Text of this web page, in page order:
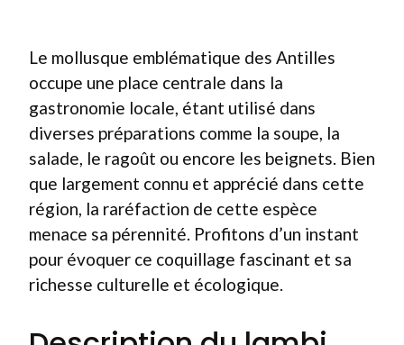
Le mollusque emblématique des Antilles
occupe une place centrale dans la
gastronomie locale, étant utilisé dans
diverses préparations comme la soupe, la
salade, le ragoût ou encore les beignets. Bien
que largement connu et apprécié dans cette
région, la raréfaction de cette espèce
menace sa pérennité. Profitons d’un instant
pour évoquer ce coquillage fascinant et sa
richesse culturelle et écologique.